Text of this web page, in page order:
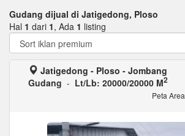
Gudang dijual di Jatigedong, Ploso
Hal 1 dari 1, Ada 1 listing
Jatigedong - Ploso - Jombang
Gudang - Lt/Lb: 20000/20000 M2
Peta Area